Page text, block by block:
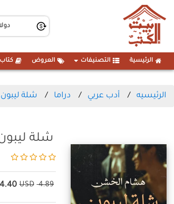
الرئيسية التصنيفات العروض
الرئيسيه أدب عربي دراما شلة ليبون
شلة
4.89
USD
4.40